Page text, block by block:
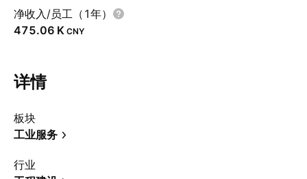
净收入/员工（1年）
‪475.06 K‬ CNY
详情
板块
工业服务
行业